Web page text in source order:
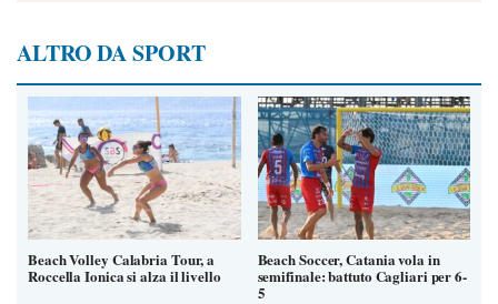
ALTRO DA SPORT
Beach Volley Calabria Tour, a
Roccella Ionica si alza il livello
Beach Soccer, Catania vola in
semifinale: battuto Cagliari per 6-
5